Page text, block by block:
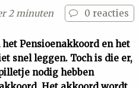
2 minuten 0 reacties
Pensioenakkoord en het
snel leggen. Toch is die er,
nodig hebben